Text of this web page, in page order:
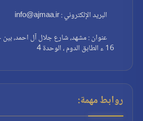
البريد الإلكتروني : info@ajmaa.ir
16 ء الطابق الدوم ، الوحدة 4
روابط مهمة: